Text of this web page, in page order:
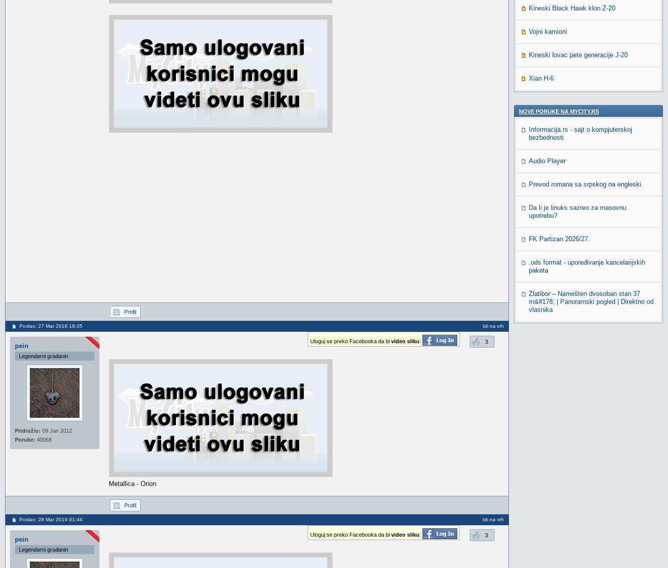
Profil
Poslao: 27 Mar 2019 18:35 Idi na vrh
pein
Legendarni građanin
Pridružio: 09 Jan 2012
Poruke: 40068
3
Uloguj se preko Facebooka da bi video sliku:
Metallica - Orion
Profil
Poslao: 28 Mar 2019 01:44 Idi na vrh
pein
Legendarni građanin
3
Uloguj se preko Facebooka da bi video sliku:
Kineski Black Hawk klon Z-20
Vojni kamioni
Kineski lovac pete generacije J-20
Xian H-6
NOVE PORUKE NA MYCITY.RS
Informacija.rs - sajt o kompjuterskoj
bezbednosti
Audio Player
Prevod romana sa srpskog na engleski
Da li je linuks sazreo za masovnu
upotrebu?
FK Partizan 2026/27.
.ods format - upoređivanje kancelarijskih
paketa
Zlatibor – Namešten dvosoban stan 37
m&#178; | Panoramski pogled | Direktno od
vlasnika